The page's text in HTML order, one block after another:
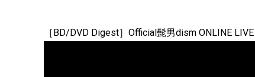
［BD/DVD Digest］Official髭男dism ONLINE